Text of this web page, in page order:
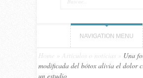
NAVIGATION MENU
Home Artículos o noticias
Una
modificada del bótox alivia el dolor
un estudio